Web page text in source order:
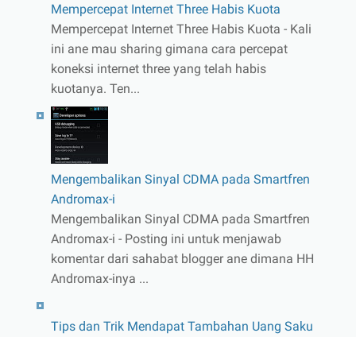
Mempercepat Internet Three Habis Kuota
Mempercepat Internet Three Habis Kuota - Kali
ini ane mau sharing gimana cara percepat
koneksi internet three yang telah habis
kuotanya. Ten...
Mengembalikan Sinyal CDMA pada Smartfren
Andromax-i
Mengembalikan Sinyal CDMA pada Smartfren
Andromax-i - Posting ini untuk menjawab
komentar dari sahabat blogger ane dimana HH
Andromax-inya ...
Tips dan Trik Mendapat Tambahan Uang Saku